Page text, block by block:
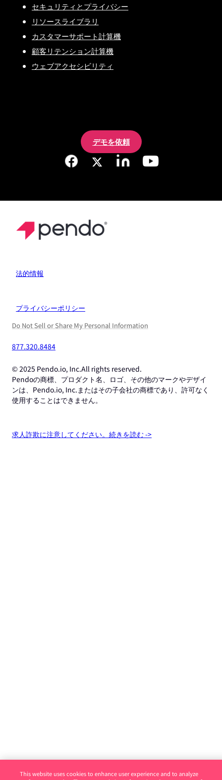
セキュリティとプライバシー
リソースライブラリ
カスタマーサポート計算機
顧客リテンション計算機
ウェブアクセシビリティ
デモを依頼
法的情報
プライバシーポリシー
Do Not Sell or Share My Personal Information
877.320.8484
© 2025 Pendo.io, Inc.All rights reserved.
Pendoの商標、プロダクト名、ロゴ、その他のマークやデザイ
ンは、Pendo.io, Inc.またはその子会社の商標であり、許可なく
使用することはできません。
求人詐欺に注意してください。続きを読む ->
This website uses cookies to enhance user experience and to analyze